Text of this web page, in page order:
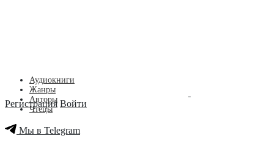
Регистрация Войти
Аудиокниги
Жанры
Авторы
Чтецы
Мы в Telegram